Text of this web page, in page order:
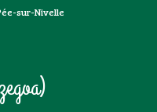
sur-Nivelle